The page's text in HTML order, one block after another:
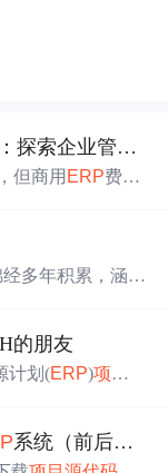
企业管理的无限可能
但商用 ERP费用
多年积累，涵盖
目实践。
的朋友
计划(ERP)项目
系统（前后端）